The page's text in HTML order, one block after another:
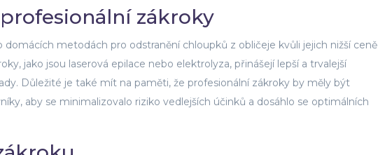
zákroky
metodách pro odstranění chloupků z obličeje kvůli jejich nižší ceně
jako jsou laserová epilace nebo elektrolyza, přinášejí lepší a trvalejší
Důležité je také mít na paměti, že profesionální zákroky by měly být
aby se minimalizovalo riziko vedlejších účinků a dosáhlo se optimálních